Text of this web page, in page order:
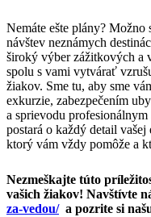
Nemáte ešte plány? Možno
návštev neznámych
široký výber zážitkových a
spolu s vami vytvárať
žiakov. Sme tu, aby sme
exkurzie, zabezpečením
a sprievodu
postará o každý detail
ktorý vám vždy pomôže a
Nezmeškajte túto
vašich žiakov! Navštívte
za-vedou/a pozrite si